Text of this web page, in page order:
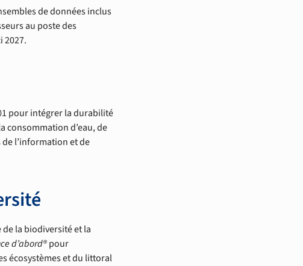
de données inclus
au poste des
2027.
pour intégrer la durabilité
consommation d’eau, de
de l’information et de
la biodiversité et la
d’abord®pour
écosystèmes et du littoral